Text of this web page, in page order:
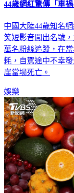
44歲網紅驚傳「車
中國大陸44歲知名
笑短影音闖出名號
萬名粉絲追蹤，在
耗，自駕途中不幸
崖當場死亡。
娛樂